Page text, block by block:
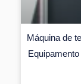
Máquina de